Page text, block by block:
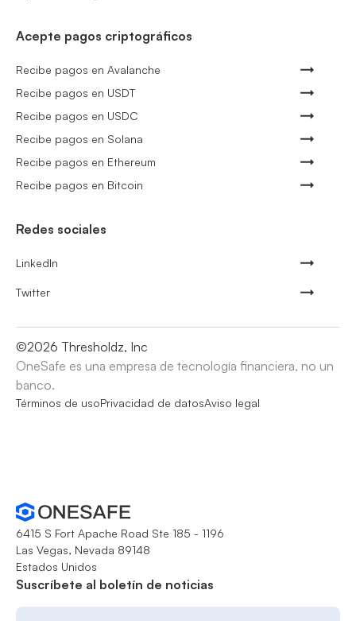
Acepte pagos criptográficos
Recibe pagos en Avalanche
Recibe pagos en USDT
Recibe pagos en USDC
Recibe pagos en Solana
Recibe pagos en Ethereum
Recibe pagos en Bitcoin
Redes sociales
LinkedIn
Twitter
©2026 Thresholdz, Inc
OneSafe es una empresa de tecnología financiera, no un
banco.
Términos de usoPrivacidad de datosAviso legal
6415 S Fort Apache Road Ste 185 - 1196
Las Vegas, Nevada 89148
Estados Unidos
Suscríbete al boletín de noticias